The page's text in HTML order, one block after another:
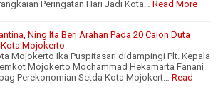
Peringatan Hari Jadi Kota…
Read More
Ning Ita Beri Arahan Pada 20 Calon Duta
Mojokerto
Mojokerto Ika Puspitasari didampingi Plt. Kepala
Mojokerto Mochammad Hekamarta Fanani
Perekonomian Setda Kota Mojokert…
Read